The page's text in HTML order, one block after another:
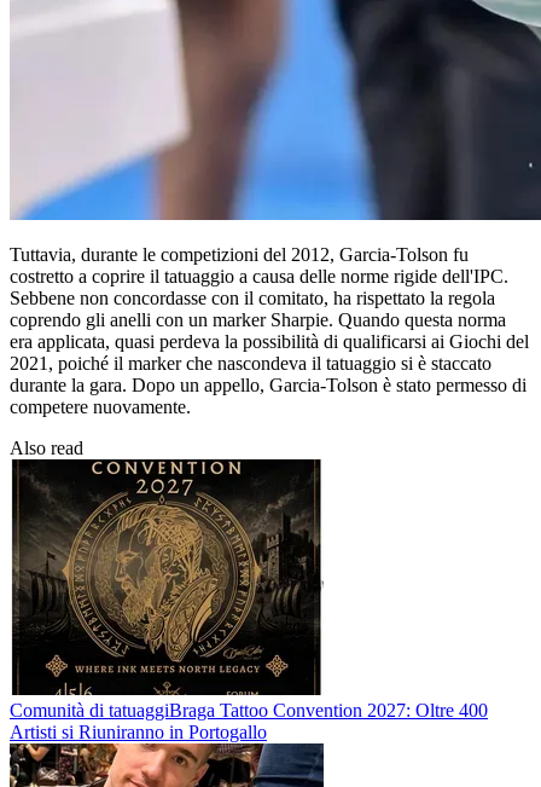
Tuttavia, durante le competizioni del 2012, Garcia-Tolson fu
costretto a coprire il tatuaggio a causa delle norme rigide dell'IPC.
Sebbene non concordasse con il comitato, ha rispettato la regola
coprendo gli anelli con un marker Sharpie. Quando questa norma
era applicata, quasi perdeva la possibilità di qualificarsi ai Giochi del
2021, poiché il marker che nascondeva il tatuaggio si è staccato
durante la gara. Dopo un appello, Garcia-Tolson è stato permesso di
competere nuovamente.
Also read
Comunità di tatuaggiBraga Tattoo Convention 2027: Oltre 400
Artisti si Riuniranno in Portogallo